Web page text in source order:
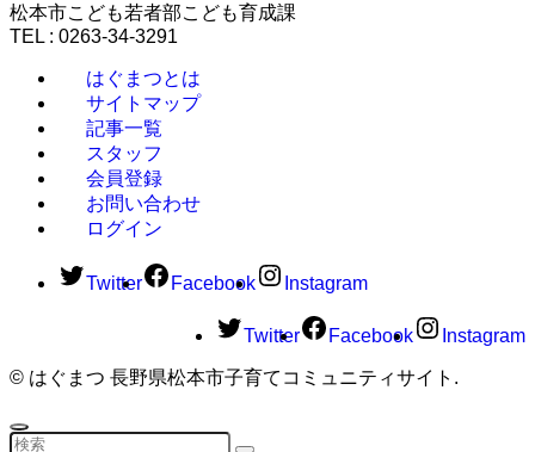
松本市こども若者部こども育成課
TEL : 0263-34-3291
はぐまつとは
サイトマップ
記事一覧
スタッフ
会員登録
お問い合わせ
ログイン
Twitter Facebook Instagram
Twitter Facebook Instagram
© はぐまつ 長野県松本市子育てコミュニティサイト.